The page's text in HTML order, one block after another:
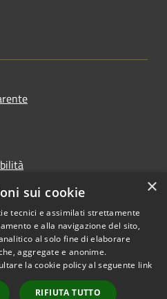
dati
Copyright © 2026 • Comune di
Carini • Powered by
Municipium•
Accesso
×
sui cookie
tecnici e assimilati strettamente
e alla navigazione del sito,
al solo fine di elaborare
aggregate e anonime.
la cookie policy al seguente link
RIFIUTA TUTTO